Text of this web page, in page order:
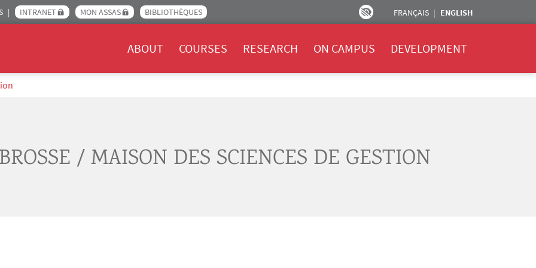
INTRANET MON ASSAS BIBLIOTHÈQUES FRANÇAIS ENGLISH
ABOUT COURSES RESEARCH ON CAMPUS DEVELOPMENT
/ MAISON DES SCIENCES DE GESTION